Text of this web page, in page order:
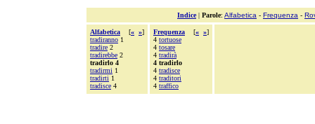
Indice| Parole: Alfabetica - Frequenza -
Alfabetica [« »]
tradiranno 1
tradire 2
tradirebbe 2
tradirlo 4
tradirmi 1
tradirti 1
tradisce 4
Frequenza [« »]
4 tortuose
4 tosare
4 tradirà
4 tradirlo
4 tradisce
4 traditori
4 traffico